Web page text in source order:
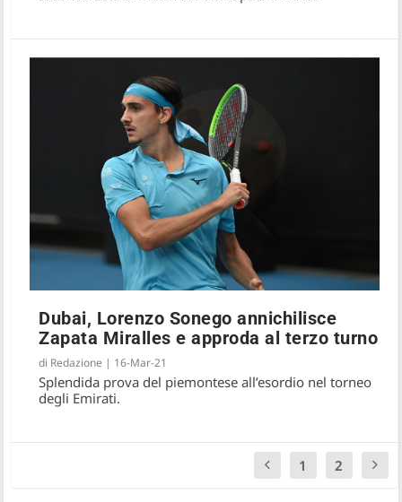
Dubai, Lorenzo Sonego annichilisce
Zapata Miralles e approda al terzo turno
di Redazione | 16-Mar-21
Splendida prova del piemontese all’esordio nel torneo
degli Emirati.
1 2